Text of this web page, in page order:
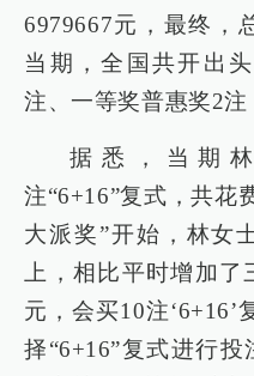
6979667元，最终，
当期，全国共开出
注、一等奖普惠奖2注
据悉，当期
注“6+16”复式，共花
大派奖”开始，林女
上，相比平时增加
元，会买10注‘6+16’
择“6+16”复式进行